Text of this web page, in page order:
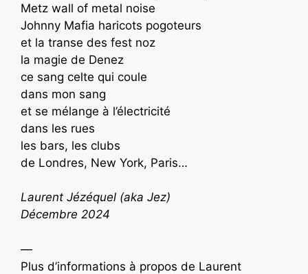
Metz wall of metal noise
Johnny Mafia haricots pogoteurs
et la transe des fest noz
la magie de Denez
ce sang celte qui coule
dans mon sang
et se mélange à l’électricité
dans les rues
les bars, les clubs
de Londres, New York, Paris…
Laurent Jézéquel (aka Jez)
Décembre 2024
—
Plus d’informations à propos de Laurent